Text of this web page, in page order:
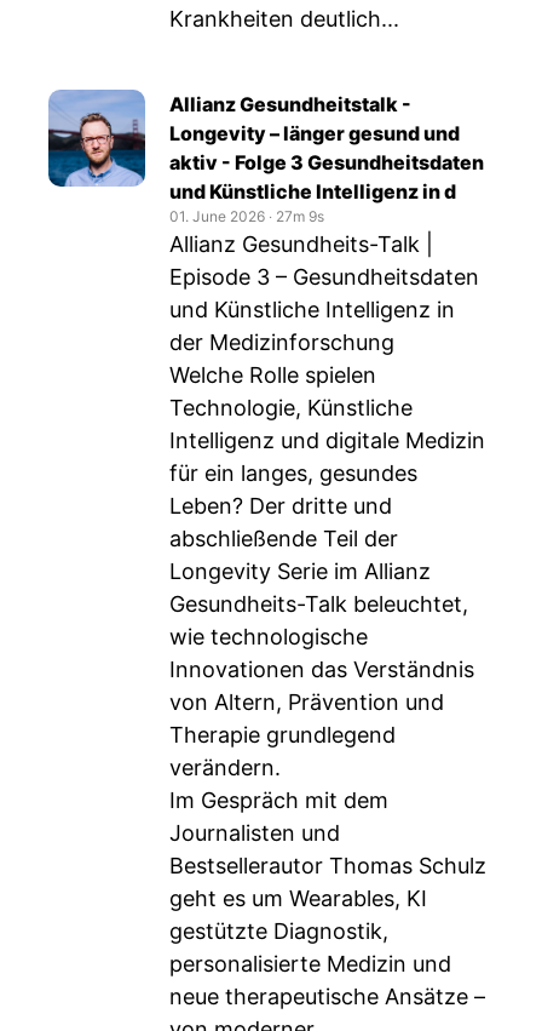
Krankheiten deutlich...
Allianz Gesundheitstalk -
Longevity – länger gesund und
aktiv - Folge 3 Gesundheitsdaten
und Künstliche Intelligenz in d
01. June 2026 ‧ 27m 9s
Allianz Gesundheits-Talk |
Episode 3 – Gesundheitsdaten
und Künstliche Intelligenz in
der Medizinforschung
Welche Rolle spielen
Technologie, Künstliche
Intelligenz und digitale Medizin
für ein langes, gesundes
Leben? Der dritte und
abschließende Teil der
Longevity Serie im Allianz
Gesundheits-Talk beleuchtet,
wie technologische
Innovationen das Verständnis
von Altern, Prävention und
Therapie grundlegend
verändern.
Im Gespräch mit dem
Journalisten und
Bestsellerautor Thomas Schulz
geht es um Wearables, KI
gestützte Diagnostik,
personalisierte Medizin und
neue therapeutische Ansätze –